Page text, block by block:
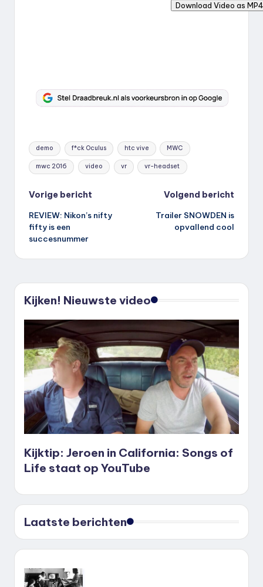
Download Video as MP4
Tags:
demo f*ck Oculus htc vive MWC
mwc 2016 video vr vr-headset
Bericht
navigatie
Vorige bericht
REVIEW: Nikon’s nifty
fifty is een
succesnummer
Volgend bericht
Trailer SNOWDEN is
opvallend cool
Kijken! Nieuwste video
Kijktip: Jeroen in California: Songs of
Life staat op YouTube
Laatste berichten